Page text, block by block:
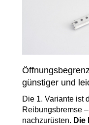
günstiger und
Die 1. Variante ist
Reibungsbremse
nachzurüsten. Die